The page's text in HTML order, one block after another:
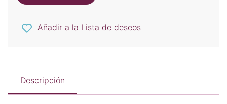
Añadir a la Lista de deseos
Descripción